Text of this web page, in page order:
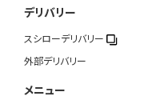
デリバリー
スシローデリバリー
外部デリバリー
メニュー